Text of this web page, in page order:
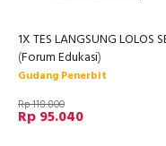
(Forum Edukasi)
Gudang Penerbit
Rp 118.800
Rp 95.040